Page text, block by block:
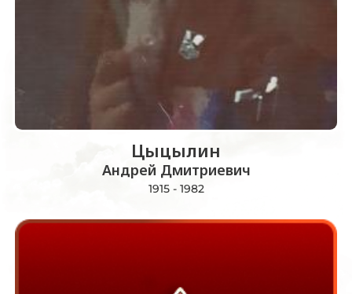
Цыцылин
Андрей Дмитриевич
1915 - 1982